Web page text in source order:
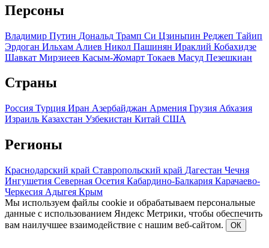
Персоны
Владимир Путин Дональд Трамп Си Цзиньпин Реджеп Тайип
Эрдоган Ильхам Алиев Никол Пашинян Ираклий Кобахидзе
Шавкат Мирзиеев Касым-Жомарт Токаев Масуд Пезешкиан
Страны
Россия Турция Иран Азербайджан Армения Грузия Абхазия
Израиль Казахстан Узбекистан Китай США
Регионы
Краснодарский край Ставропольский край Дагестан Чечня
Ингушетия Северная Осетия Кабардино-Балкария Карачаево-
Черкесия Адыгея Крым
Мы используем файлы cookie и обрабатываем персональные
данные с использованием Яндекс Метрики, чтобы обеспечить
вам наилучшее взаимодействие с нашим веб-сайтом.
ОК